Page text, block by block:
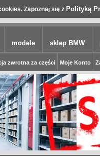
Zapoznaj się z Polityką
modele sklep BMW
zwrotna za części Moje Konto